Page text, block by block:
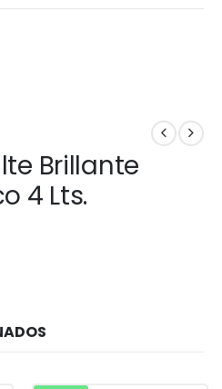
Brillante
4 Lts.